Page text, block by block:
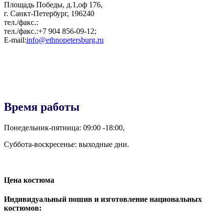
Площадь Победы, д.1,оф 176,
г. Санкт-Петербург, 196240
тел./факс.:
тел./факс.:+7 904 856-09-12;
E-mail:info@ethnopetersburg.ru
Время работы
Понедельник-пятница: 09:00 -18:00,
Суббота-воскресенье: выходные дни.
Цена костюма
Индивидуальный пошив и изготовление национальных
костюмов: